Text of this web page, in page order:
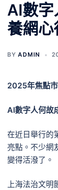
AI數字
養網心
BY ADMIN
2025年焦點
AI數字人何故
在近日舉行的
亮點。不少網
變得活潑了。
上海法治文明